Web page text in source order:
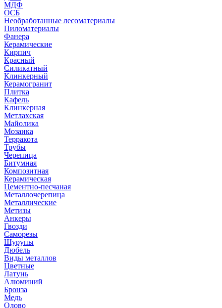
МДФ
ОСБ
Необработанные лесоматериалы
Пиломатериалы
Фанера
Керамические
Кирпич
Красный
Силикатный
Клинкерный
Керамогранит
Плитка
Кафель
Клинкерная
Метлахская
Майолика
Мозаика
Терракота
Трубы
Черепица
Битумная
Композитная
Керамическая
Цементно-песчаная
Металлочерепица
Металлические
Метизы
Анкеры
Гвозди
Саморезы
Шурупы
Дюбель
Виды металлов
Цветные
Латунь
Алюминий
Бронза
Медь
Олово